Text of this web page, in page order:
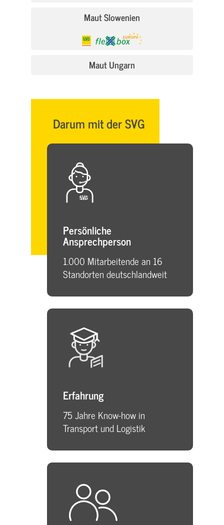
Maut Slowenien
Maut Ungarn
Darum mit der SVG
Persönliche
Ansprechperson
1.000 Mitarbeitende an 16
Standorten deutschlandweit
Erfahrung
75 Jahre Know-how in
Transport und Logistik